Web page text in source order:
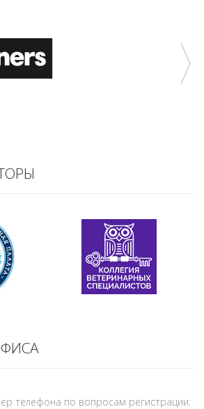
телефона по вопросам регистрации: